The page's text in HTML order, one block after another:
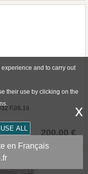
F.06.16
200.00 €
and to carry out
their use by clicking on the
ALL
x
en Français